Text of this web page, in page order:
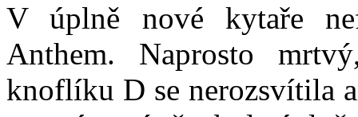
V úplně nové kytaře
Anthem. Naprosto
knoflíku D se nerozsvítila